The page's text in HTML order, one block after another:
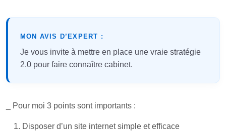
MON AVIS D’EXPERT :
Je vous invite à mettre en place une vraie stratégie
2.0 pour faire connaître cabinet.
_ Pour moi 3 points sont importants :
Disposer d’un site internet simple et efficace